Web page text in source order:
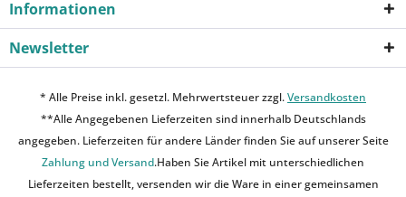
Informationen
Newsletter
* Alle Preise inkl. gesetzl. Mehrwertsteuer zzgl.Versandkosten
**Alle Angegebenen Lieferzeiten sind innerhalb Deutschlands
angegeben. Lieferzeiten für andere Länder finden Sie auf unserer Seite
Zahlung und Versand.Haben Sie Artikel mit unterschiedlichen
Lieferzeiten bestellt, versenden wir die Ware in einer gemeinsamen